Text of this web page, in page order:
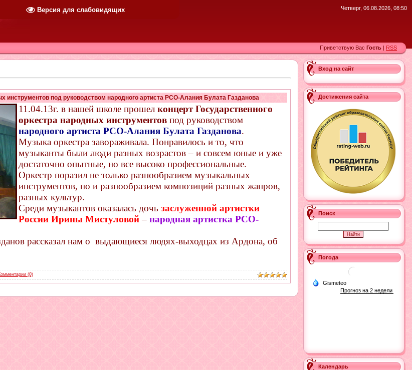
Версия для слабовидящих Четверг, 06.08.2026, 08:50
Приветствую Вас Гость | RSS
инструментов под руководством народного артиста РСО-Алания Булата Газданова
11.04.13г. в нашей школе прошел концерт Государственного
оркестра народных инструментов под руководством
народного артиста РСО-Алания Булата Газданова.
Музыка оркестра завораживала. Понравилось и то, что
музыканты были люди разных возрастов – и совсем юные и уже
достаточно опытные, но все высоко профессиональные.
Оркестр поразил не только разнообразием музыкальных
инструментов, но и разнообразием композиций разных жанров,
разных культур.
Среди музыкантов оказалась дочь заслуженной артистки
России Ирины Мистуловой– народная артистка РСО-
рассказал нам о выдающиеся людях-выходцах из Ардона, об
(0)
Вход на сайт
Достижения сайта
Поиск
Погода
Календарь